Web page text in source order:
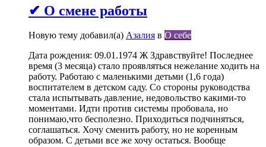
✔ О смене работы
Новую тему добавил(а) Азалия в О себе
Дата рождения: 09.01.1974 Ж Здравствуйте! Последнее
время (3 месяца) стало проявляться нежелание ходить на
работу. Работаю с маленькими детьми (1,6 года)
воспитателем в детском саду. Со стороны руководства
стала испытывать давление, недовольство какими-то
моментами. Идти против системы пробовала, но
понимаю,что бесполезно. Приходиться подчиняться,
соглашаться. Хочу сменить работу, но не коренным
образом. С детьми все же хочу остаться. Вообще